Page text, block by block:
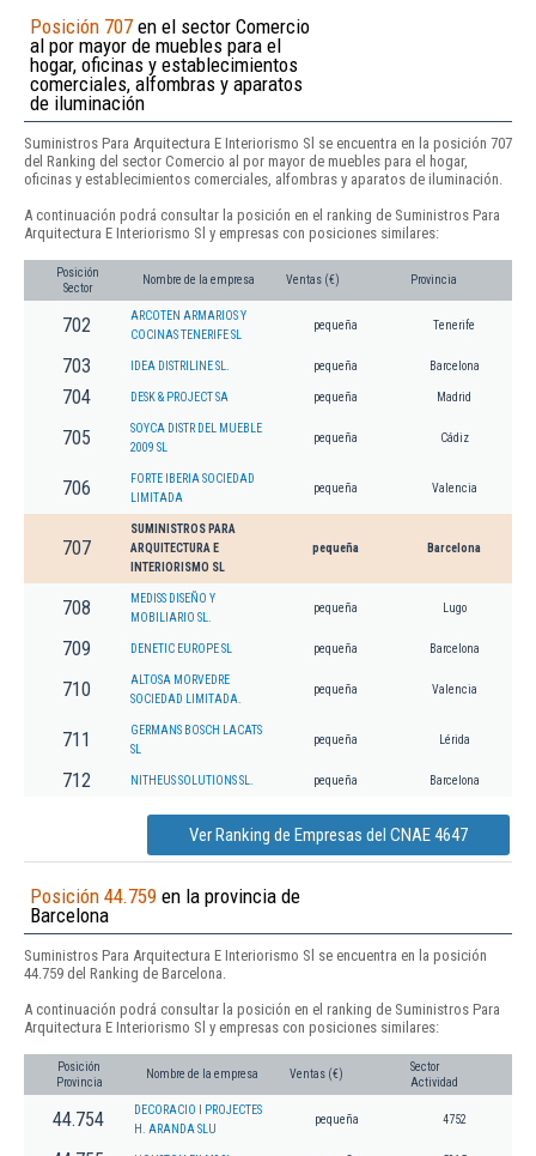
Posición 707 en el sector Comercio
al por mayor de muebles para el
hogar, oficinas y establecimientos
comerciales, alfombras y aparatos
de iluminación
Suministros Para Arquitectura E Interiorismo Sl se encuentra en la posición 707
del Ranking del sector Comercio al por mayor de muebles para el hogar,
oficinas y establecimientos comerciales, alfombras y aparatos de iluminación.
A continuación podrá consultar la posición en el ranking de Suministros Para
Arquitectura E Interiorismo Sl y empresas con posiciones similares:
Posición
Sector
Nombre de la empresa Ventas (€) Provincia
702
ARCOTEN ARMARIOS Y
COCINAS TENERIFE SL
pequeña Tenerife
703 IDEA DISTRILINE SL. pequeña Barcelona
704 DESK & PROJECT SA pequeña Madrid
705
SOYCA DISTR DEL MUEBLE
2009 SL
pequeña Cádiz
706
FORTE IBERIA SOCIEDAD
LIMITADA
pequeña Valencia
707
SUMINISTROS PARA
ARQUITECTURA E
INTERIORISMO SL
pequeña Barcelona
708
MEDISS DISEÑO Y
MOBILIARIO SL.
pequeña Lugo
709 DENETIC EUROPE SL pequeña Barcelona
710
ALTOSA MORVEDRE
SOCIEDAD LIMITADA.
pequeña Valencia
711
GERMANS BOSCH LACATS
SL
pequeña Lérida
712 NITHEUS SOLUTIONS SL. pequeña Barcelona
Ver Ranking de Empresas del CNAE 4647
Posición 44.759 en la provincia de
Barcelona
Suministros Para Arquitectura E Interiorismo Sl se encuentra en la posición
44.759 del Ranking de Barcelona.
A continuación podrá consultar la posición en el ranking de Suministros Para
Arquitectura E Interiorismo Sl y empresas con posiciones similares:
Posición
Provincia
Nombre de la empresa Ventas (€)
Sector
Actividad
44.754
DECORACIO I PROJECTES
H. ARANDA SLU
pequeña 4752